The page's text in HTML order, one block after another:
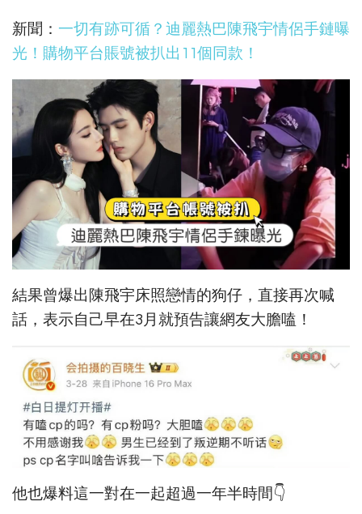
新聞： 一切有跡可循？迪麗熱巴陳飛宇情侶手鏈曝
光！購物平台賬號被扒出11個同款！
結果曾爆出陳飛宇床照戀情的狗仔，直接再次喊
話，表示自己早在3月就預告讓網友大膽嗑！
他也爆料這一對在一起超過一年半時間👇